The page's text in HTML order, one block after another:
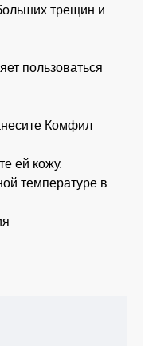
трещин и
пользоваться
Комфил
ей кожу.
температуре в